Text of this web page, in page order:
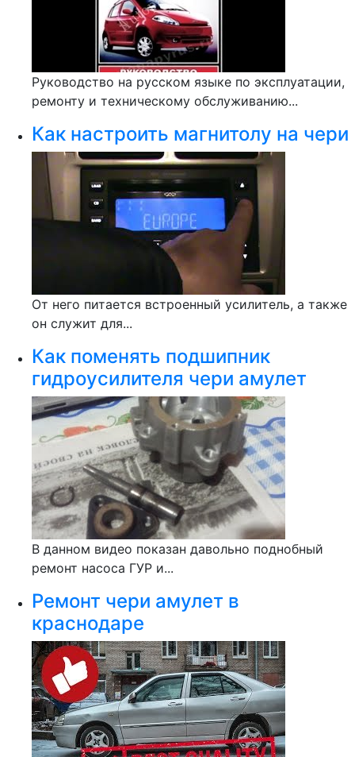
Руководство на русском языке по эксплуатации,
ремонту и техническому обслуживанию...
Как настроить магнитолу на чери
От него питается встроенный усилитель, а также
он служит для...
Как поменять подшипник
гидроусилителя чери амулет
В данном видео показан давольно поднобный
ремонт насоса ГУР и...
Ремонт чери амулет в
краснодаре